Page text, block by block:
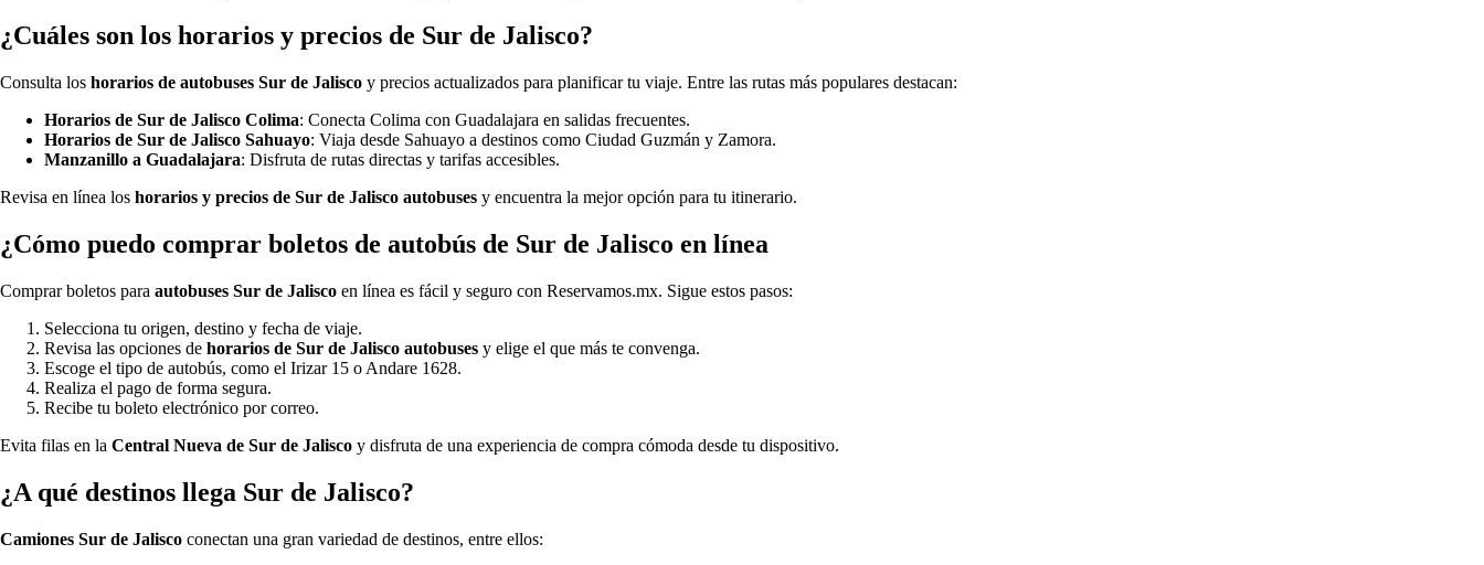
¿Cuáles son los horarios y precios de Sur de Jalisco?
Consulta los horarios de autobuses Sur de Jalisco y precios actualizados para planificar tu viaje. Entre las rutas más populares destacan:
Horarios de Sur de Jalisco Colima: Conecta Colima con Guadalajara en salidas frecuentes.
Horarios de Sur de Jalisco Sahuayo: Viaja desde Sahuayo a destinos como Ciudad Guzmán y Zamora.
Manzanillo a Guadalajara: Disfruta de rutas directas y tarifas accesibles.
Revisa en línea los horarios y precios de Sur de Jalisco autobuses y encuentra la mejor opción para tu itinerario.
¿Cómo puedo comprar boletos de autobús de Sur de Jalisco en línea
Comprar boletos para autobuses Sur de Jalisco en línea es fácil y seguro con Reservamos.mx. Sigue estos pasos:
Selecciona tu origen, destino y fecha de viaje.
Revisa las opciones de horarios de Sur de Jalisco autobuses y elige el que más te convenga.
Escoge el tipo de autobús, como el Irizar 15 o Andare 1628.
Realiza el pago de forma segura.
Recibe tu boleto electrónico por correo.
Evita filas en la Central Nueva de Sur de Jalisco y disfruta de una experiencia de compra cómoda desde tu dispositivo.
¿A qué destinos llega Sur de Jalisco?
Camiones Sur de Jalisco conectan una gran variedad de destinos, entre ellos: